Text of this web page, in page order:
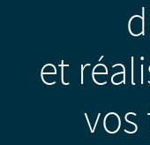
et
vos